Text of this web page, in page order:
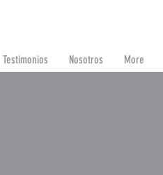
Testimonios Nosotros More